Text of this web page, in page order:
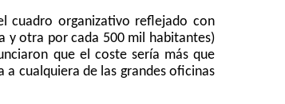
cuadro organizativo reflejado con
y otra por cada 500 mil habitantes)
que el coste sería más que
a cualquiera de las grandes oficinas